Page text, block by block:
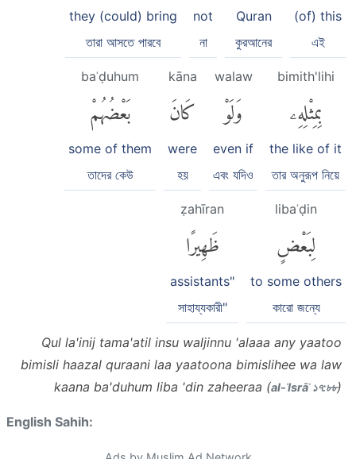
(of) this
এই
Quran
কুরআনের
not
না
they (could) bring
তারা আসতে পারবে
bimith'lihi
بِمِثْلِهِۦ
the like of it
তার অনুরূপ নিয়ে
walaw
وَلَوْ
even if
এবং যদিও
kāna
كَانَ
were
হয়
baʿḍuhum
بَعْضُهُمْ
some of them
তাদের কেউ
libaʿḍin
لِبَعْضٍ
to some others
কারো জন্যে
ẓahīran
ظَهِيرًا
assistants"
সাহায্যকারী"
Qul la'inij tama'atil insu waljinnu 'alaaa any yaatoo
bimisli haazal quraani laa yaatoona bimislihee wa law
kaana ba'duhum liba 'din zaheeraa (al-ʾIsrāʾ ১৭:৮৮)
English Sahih: